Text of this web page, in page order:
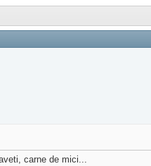
carne de mici...